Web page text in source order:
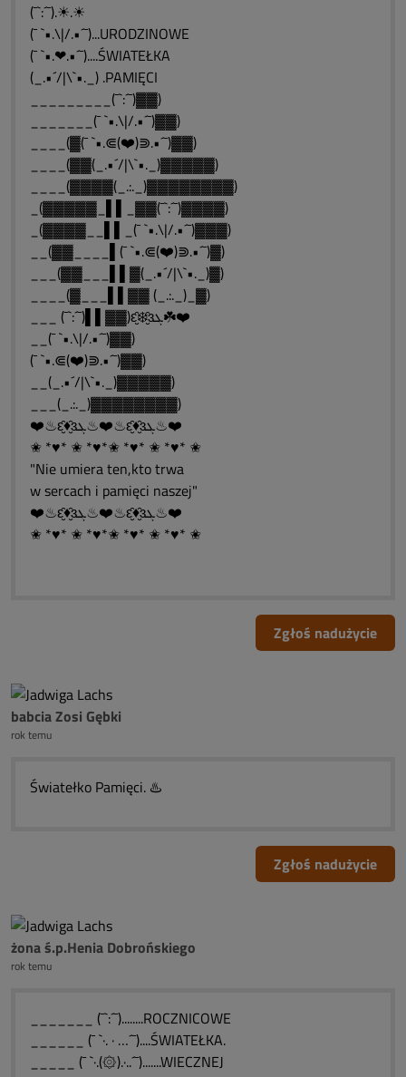
(¯`:´¯).☀.☀
(¯ `•.\|/.•´¯)...URODZINOWE
(¯ `•.❤.•´¯)....ŚWIATEŁKA
(_.•´/|\`•._) .PAMIĘCI
_________(¯`:´¯)▓▓)
_______(¯ `•.\|/.•´¯)▓▓)
____(▓(¯ `•.⋐(❤️)⋑.•´¯)▓▓)
____(▓▓(_.•´/|\`•._)▓▓▓▓▓)
____(▓▓▓▓(_.:._)▓▓▓▓▓▓▓▓)
_(▓▓▓▓▓_▌▌_▓▓(¯`:´¯)▓▓▓▓)
_(▓▓▓▓__▌▌_(¯ `•.\|/.•´¯)▓▓▓)
__(▓▓____▌(¯ `•.⋐(❤️)⋑.•´¯)▓)
___(▓▓___▌▌▓(_.•´/|\`•._)▓)
____(▓___▌▌▓▓ (_.:._)_▓)
___ (¯`:´¯)▌▌▓▓)ԑ̮̑❄️̮̑ɜܓ☘️❤️
__(¯ `•.\|/.•´¯)▓▓)
(¯ `•.⋐(❤️)⋑.•´¯)▓▓)
__(_.•´/|\`•._)▓▓▓▓▓)
___(_.:._)▓▓▓▓▓▓▓▓)
❤️♨ԑ̮̑♦̮̑ɜܓ♨❤️♨ԑ̮̑♦̮̑ɜܓ♨❤️
✬ *♥* ✬ *♥*✬ *♥* ✬ *♥* ✬
"Nie umiera ten,kto trwa
w sercach i pamięci naszej"
❤️♨ԑ̮̑♦̮̑ɜܓ♨❤️♨ԑ̮̑♦̮̑ɜܓ♨❤️
✬ *♥* ✬ *♥*✬ *♥* ✬ *♥* ✬
Zgłoś nadużycie
babcia Zosi Gębki
rok temu
Światełko Pamięci. ♨️
Zgłoś nadużycie
żona ś.p.Henia Dobrońskiego
rok temu
_______ (¯`:´¯)........ROCZNICOWE
______ (¯ `·. · …´¯)....ŚWIATEŁKA.
_____ (¯ `·.(۞).·..´¯).......WIECZNEJ